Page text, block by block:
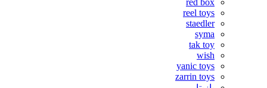
red box
reel toys
staedler
syma
tak toy
wish
yanic toys
zarrin toys